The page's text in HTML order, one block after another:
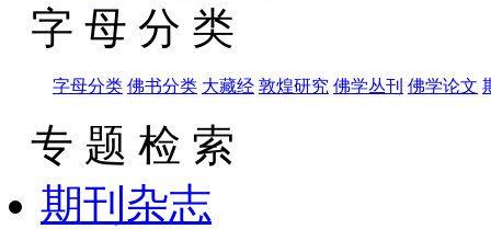
字 母 分 类
字母分类 佛书分类 大藏经 敦煌研究 佛学丛刊 佛学论文
专 题 检 索
期刊杂志